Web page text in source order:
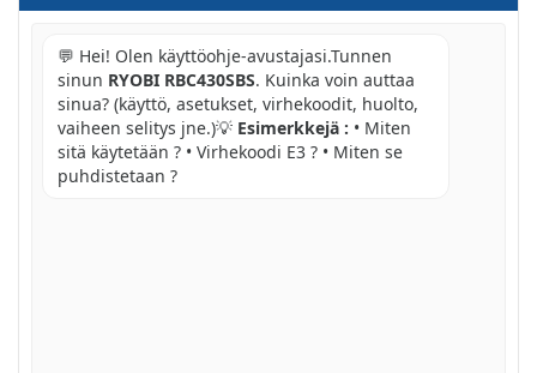
💬 Hei! Olen käyttöohje-avustajasi.Tunnen
sinun RYOBI RBC430SBS. Kuinka voin auttaa
sinua? (käyttö, asetukset, virhekoodit, huolto,
vaiheen selitys jne.)💡 Esimerkkejä : • Miten
sitä käytetään ? • Virhekoodi E3 ? • Miten se
puhdistetaan ?